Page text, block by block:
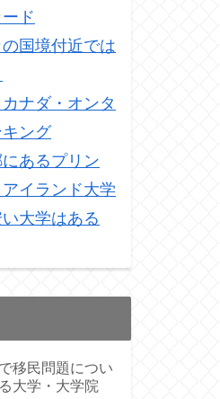
ド
国境付近では
ナダ・オンタ
ング
あるプリン
イランド大学
大学はある
移民問題につい
大学・大学院